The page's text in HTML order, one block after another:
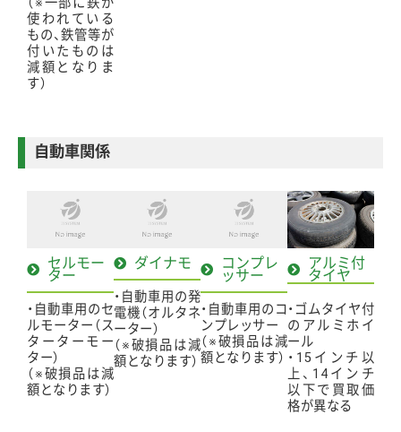
使われている
もの、鉄管等が
付いたものは
減額となりま
す）
自動車関係
セルモー
ター
・自動車用のセ
ルモーター（ス
ターターモー
ター）
（※破損品は減
額となります）
ダイナモ
・自動車用の発
電機（オルタネ
ーター）
（※破損品は減
額となります）
コンプレ
ッサー
・自動車用のコ
ンプレッサー
（※破損品は減
額となります）
アルミ付
タイヤ​
・ゴムタイヤ付
のアルミホイ
ール
・15インチ以
上、14インチ
以下で買取価
格が異なる